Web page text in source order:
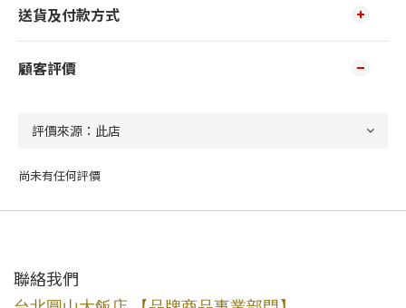
送貨及付款方式
顧客評價
尚未有任何評價
聯絡我們